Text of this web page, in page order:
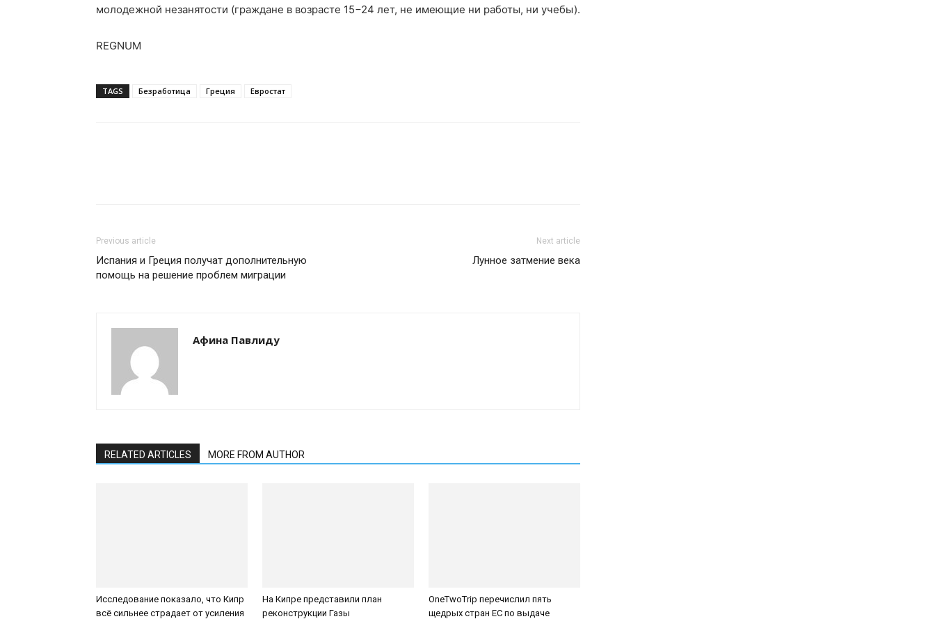
молодежной незанятости (граждане в возрасте 15−24 лет, не имеющие ни работы, ни учебы).
REGNUM
TAGS Безработица Греция Евростат
Previous article
Испания и Греция получат дополнительную
помощь на решение проблем миграции
Next article
Лунное затмение века
Афина Павлиду
RELATED ARTICLES MORE FROM AUTHOR
Исследование показало, что Кипр
всё сильнее страдает от усиления
На Кипре представили план
реконструкции Газы
OneTwoTrip перечислил пять
щедрых стран ЕС по выдаче